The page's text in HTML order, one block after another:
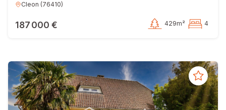
Cleon (76410)
187 000 € 429m² 4